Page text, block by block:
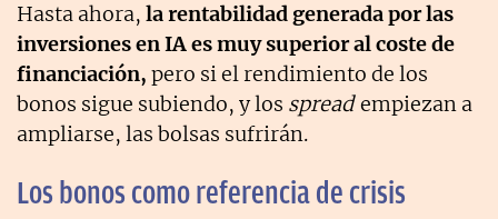
Hasta ahora, la rentabilidad generada por las
inversiones en IA es muy superior al coste de
financiación, pero si el rendimiento de los
bonos sigue subiendo, y los spreadempiezan a
ampliarse, las bolsas sufrirán.
Los bonos como referencia de crisis